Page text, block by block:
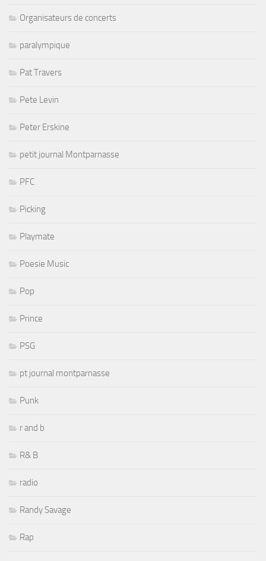
Organisateurs de concerts
paralympique
Pat Travers
Pete Levin
Peter Erskine
petit journal Montparnasse
PFC
Picking
Playmate
Poesie Music
Pop
Prince
PSG
pt journal montparnasse
Punk
r and b
R& B
radio
Randy Savage
Rap